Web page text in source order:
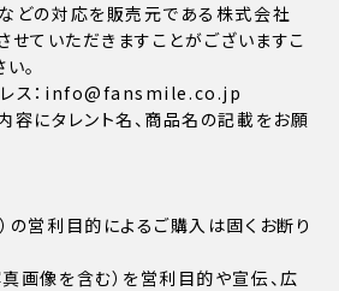
どの対応を販売元である株式会社
ていただきますことがございますこ
。
レス：info@fansmile.co.jp
容にタレント名、商品名の記載をお願
の営利目的によるご購入は固くお断り
画像を含む）を営利目的や宣伝、広